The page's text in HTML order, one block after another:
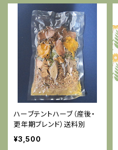
ハーブテントハーブ（産後・
更年期ブレンド）送料別
¥3,500